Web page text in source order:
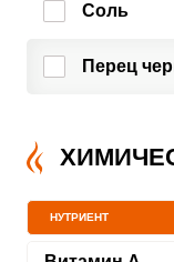
Соль
Перец
НУТРИЕНТ